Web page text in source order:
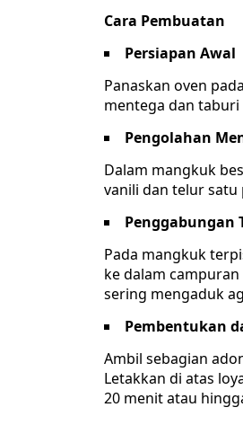
Cara Pembuatan
Persiapan Awal
Panaskan oven
mentega dan
Pengolahan
Dalam mangkuk
vanili dan telur
Penggabungan
Pada mangkuk
ke dalam
sering mengaduk
Pembentukan
Ambil sebagian
Letakkan di atas
20 menit atau